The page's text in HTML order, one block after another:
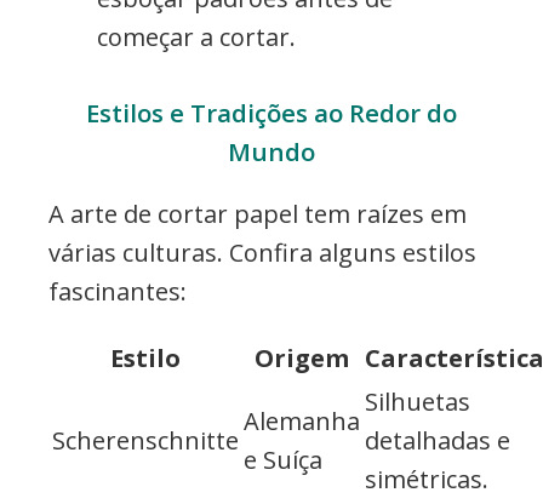
começar a cortar.
Estilos e Tradições ao Redor do
Mundo
A arte de cortar papel tem raízes em
várias culturas. Confira alguns estilos
fascinantes:
Estilo Origem
Scherenschnitte
Alemanha
e Suíça
Silhuetas
detalhadas e
simétricas.